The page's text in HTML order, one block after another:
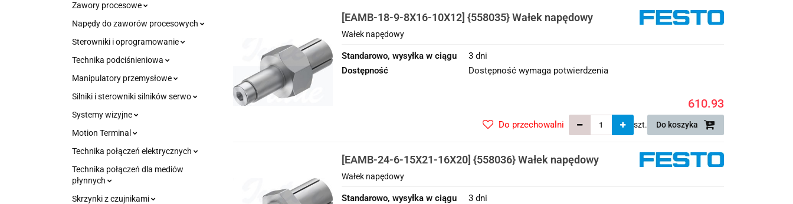
Zawory procesowe
Napędy do zaworów procesowych
Sterowniki i oprogramowanie
Technika podciśnieniowa
Manipulatory przemysłowe
Silniki i sterowniki silników serwo
Systemy wizyjne
Motion Terminal
Technika połączeń elektrycznych
Technika połączeń dla mediów
płynnych
Skrzynki z czujnikami
[EAMB-18-9-8X16-10X12] {558035} Wałek napędowy
Wałek napędowy
Standarowo, wysyłka w ciągu
3 dni
Dostępność
Dostępność wymaga potwierdzenia
610.93
szt. Do koszyka
Do przechowalni
[EAMB-24-6-15X21-16X20] {558036} Wałek napędowy
Wałek napędowy
Standarowo, wysyłka w ciągu
3 dni